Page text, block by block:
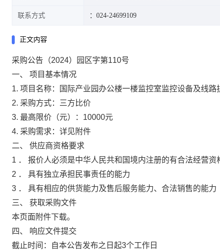
联系方式 ：024-24699109
正文内容
采购公告（2024）园区字第110号
一、 项目基本情况
1. 项目名称：国际产业园办公楼一楼监控室监控设备及线路
2. 采购方式：三方比价
3. 最高限价（元）：10000元
4. 采购需求：详见附件
二、 供应商资格要求
1 ． 报价人必须是中华人民共和国境内注册的有合法经营
2 ． 具有独立承担民事责任的能力
3 ． 具有相应的供货能力及售后服务能力、合法销售的能力
三、 获取采购文件
本页面附件下载。
四、 响应文件提交
截止时间：自本公告发布之日起3个工作日